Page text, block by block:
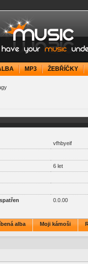
music under
MP3 ŽEBŘÍČKY
vfhbyeif
6 let
0.0.00
alba Moji kámoši